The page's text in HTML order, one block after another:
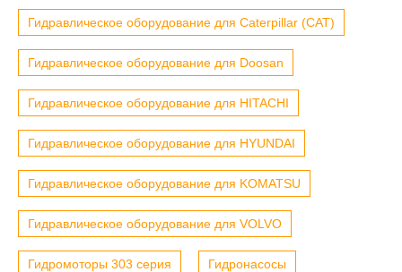
Гидравлическое оборудование для Caterpillar (CAT)
Гидравлическое оборудование для Doosan
Гидравлическое оборудование для HITACHI
Гидравлическое оборудование для HYUNDAI
Гидравлическое оборудование для KOMATSU
Гидравлическое оборудование для VOLVO
Гидромоторы 303 серия Гидронасосы